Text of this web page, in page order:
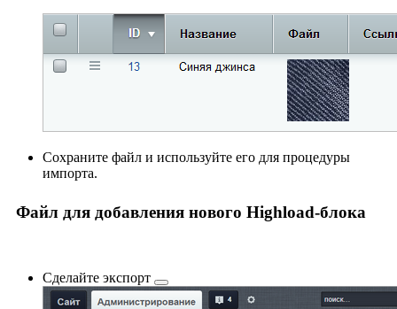
Сохраните файл и используйте его для процедуры
импорта.
Файл для добавления нового Highload-блока
Сделайте экспорт